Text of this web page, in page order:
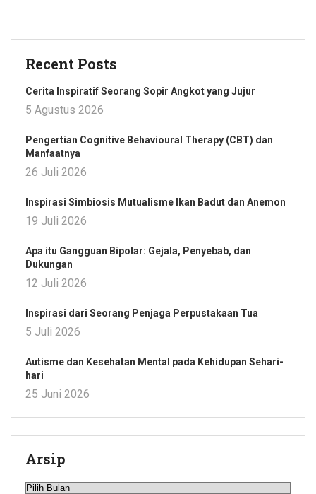
Recent Posts
Cerita Inspiratif Seorang Sopir Angkot yang Jujur
5 Agustus 2026
Pengertian Cognitive Behavioural Therapy (CBT) dan
Manfaatnya
26 Juli 2026
Inspirasi Simbiosis Mutualisme Ikan Badut dan Anemon
19 Juli 2026
Apa itu Gangguan Bipolar: Gejala, Penyebab, dan
Dukungan
12 Juli 2026
Inspirasi dari Seorang Penjaga Perpustakaan Tua
5 Juli 2026
Autisme dan Kesehatan Mental pada Kehidupan Sehari-
hari
25 Juni 2026
Arsip
Arsip